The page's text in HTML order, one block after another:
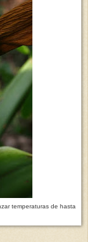
temperaturas de hasta